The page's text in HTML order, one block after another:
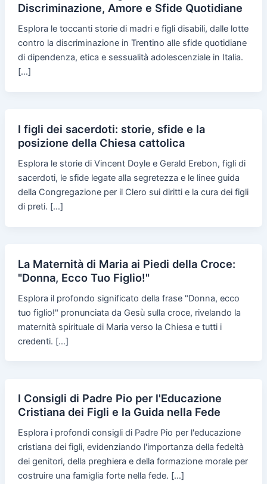
Discriminazione, Amore e Sfide Quotidiane
Esplora le toccanti storie di madri e figli disabili, dalle lotte
contro la discriminazione in Trentino alle sfide quotidiane
di dipendenza, etica e sessualità adolescenziale in Italia.
[…]
I figli dei sacerdoti: storie, sfide e la
posizione della Chiesa cattolica
Esplora le storie di Vincent Doyle e Gerald Erebon, figli di
sacerdoti, le sfide legate alla segretezza e le linee guida
della Congregazione per il Clero sui diritti e la cura dei figli
di preti. […]
La Maternità di Maria ai Piedi della Croce:
"Donna, Ecco Tuo Figlio!"
Esplora il profondo significato della frase "Donna, ecco
tuo figlio!" pronunciata da Gesù sulla croce, rivelando la
maternità spirituale di Maria verso la Chiesa e tutti i
credenti. […]
I Consigli di Padre Pio per l'Educazione
Cristiana dei Figli e la Guida nella Fede
Esplora i profondi consigli di Padre Pio per l'educazione
cristiana dei figli, evidenziando l'importanza della fedeltà
dei genitori, della preghiera e della formazione morale per
costruire una famiglia forte nella fede. […]